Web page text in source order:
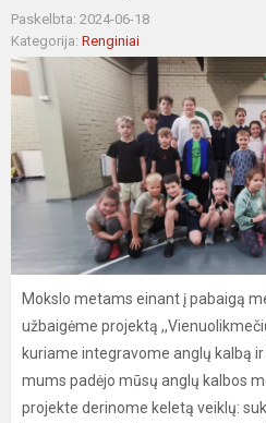
Paskelbta: 2024-06-18
Kategorija: Renginiai
Mokslo metams einant į pabaigą
užbaigėme projektą
kuriame integravome anglų kalbą
mums padėjo mūsų anglų kalbos
projekte derinome keletą veiklų: